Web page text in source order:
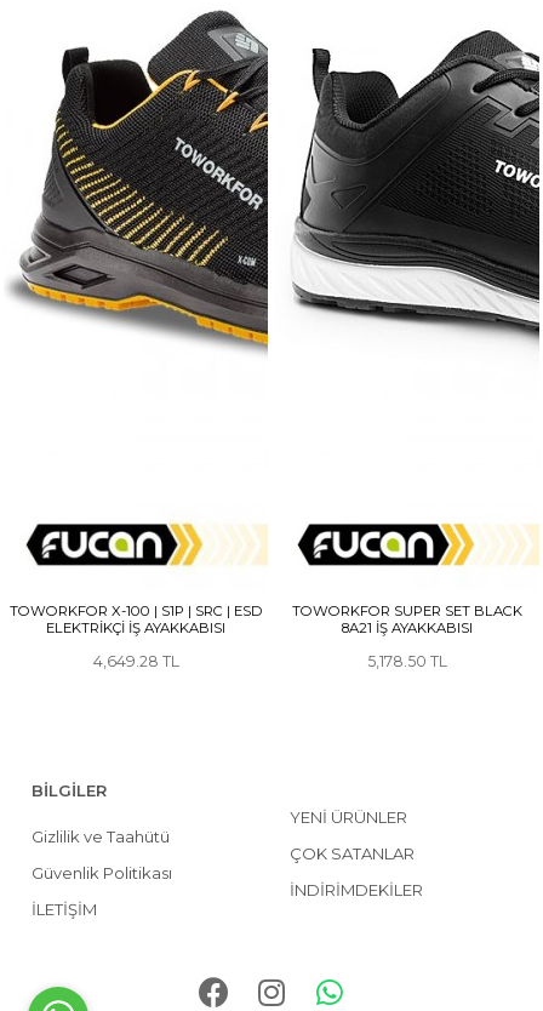
TOWORKFOR X-100 | S1P | SRC | ESD
ELEKTRİKÇİ İŞ AYAKKABISI
4,649.28
TOWORKFOR SUPER SET BLACK
8A21 İŞ AYAKKABISI
5,178.50
BİLGİLER
Gizlilik ve Taahütü
Güvenlik Politikası
İLETİŞİM
YENİ ÜRÜNLER
ÇOK SATANLAR
İNDİRİMDEKİLER